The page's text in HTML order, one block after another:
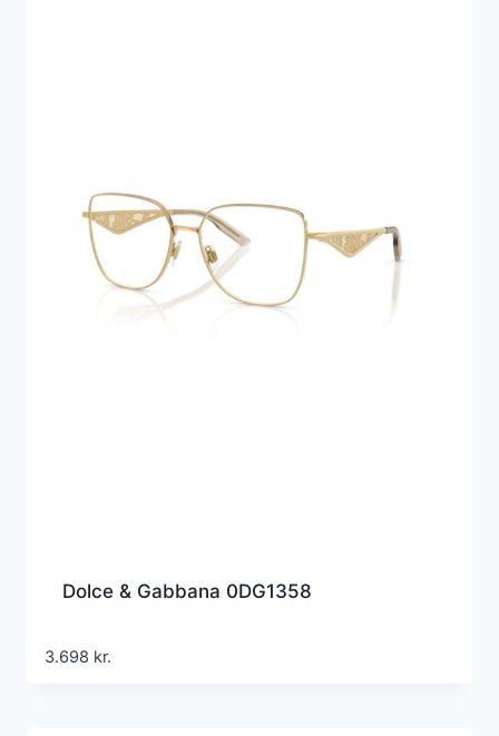
Dolce & Gabbana 0DG1358
3.698 kr.